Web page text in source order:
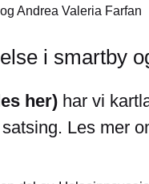
Andrea Valeria Farfan
i smartby
her) har vi
Les mer